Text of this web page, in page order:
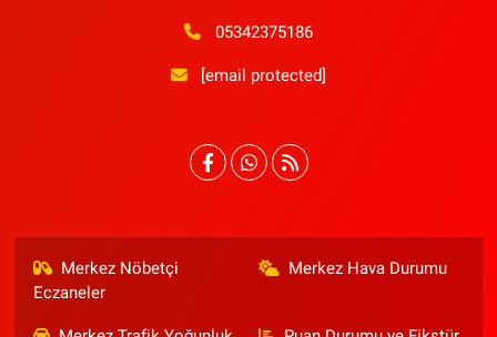
05342375186
[email protected]
Merkez Nöbetçi
Eczaneler
Merkez Hava Durumu